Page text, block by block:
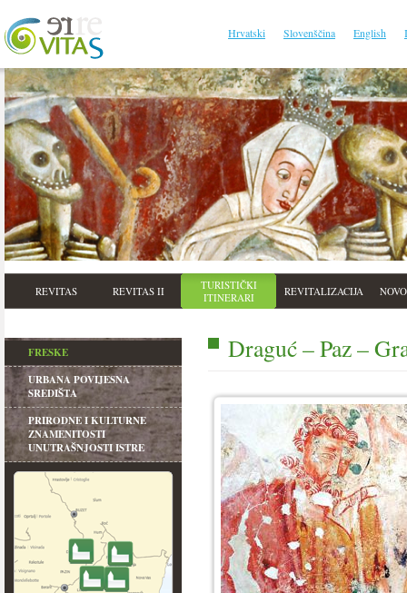
Hrvatski Slovenščina English
REVITAS REVITAS II
TURISTIČKI
ITINERARI
REVITALIZACIJA
FRESKE
URBANA POVIJESNA
SREDIŠTA
PRIRODNE I KULTURNE
ZNAMENITOSTI
UNUTRAŠNJOSTI ISTRE
Draguć – Paz –